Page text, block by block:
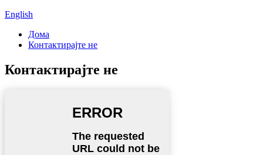
English
Дома
Контактирајте не
Контактирајте не